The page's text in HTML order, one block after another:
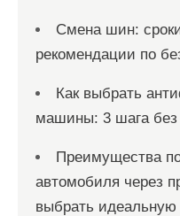
Смена шин:
рекомендации по
Как выбрать
машины: 3 шага
Преимущества
автомобиля через
выбрать